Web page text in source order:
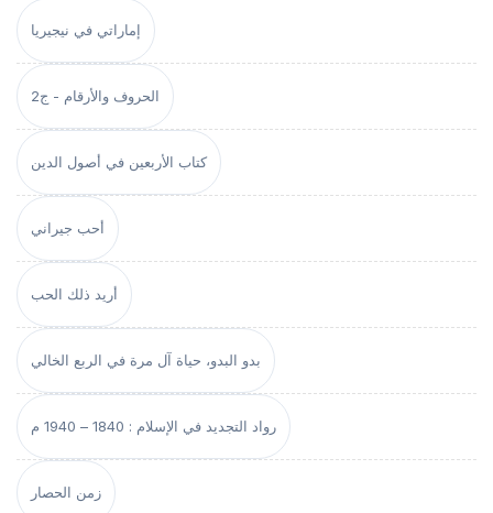
إماراتي في نيجيريا
الحروف والأرقام - ج2
كتاب الأربعين في أصول الدين
أحب جيراني
أريد ذلك الحب
بدو البدو، حياة آل مرة في الربع الخالي
رواد التجديد في الإسلام : 1840 – 1940 م
زمن الحصار